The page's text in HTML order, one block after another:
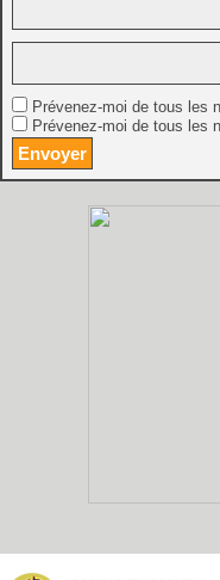
Prévenez-moi de tous les
Prévenez-moi de tous les